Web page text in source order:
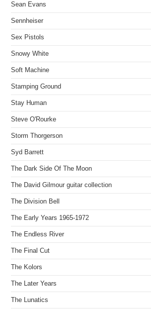
Sean Evans
Sennheiser
Sex Pistols
Snowy White
Soft Machine
Stamping Ground
Stay Human
Steve O'Rourke
Storm Thorgerson
Syd Barrett
The Dark Side Of The Moon
The David Gilmour guitar collection
The Division Bell
The Early Years 1965-1972
The Endless River
The Final Cut
The Kolors
The Later Years
The Lunatics